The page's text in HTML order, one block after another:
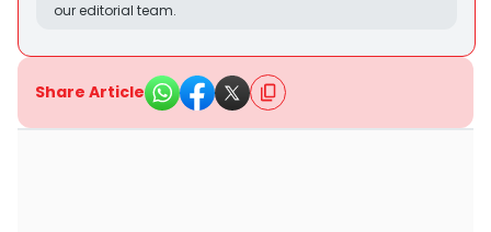
our editorial team.
Share Article